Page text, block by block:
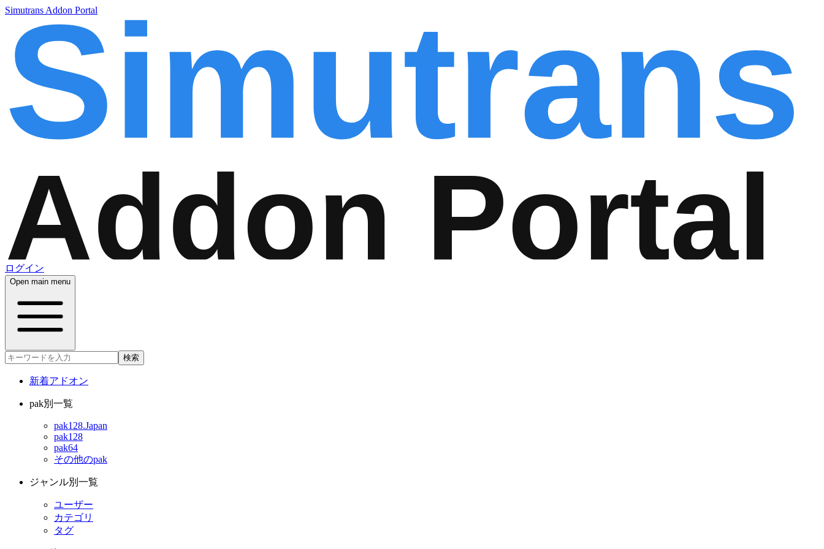
Simutrans Addon Portal
ログイン
Open main menu
検索
新着アドオン
pak別一覧
pak128.Japan
pak128
pak64
その他のpak
ジャンル別一覧
ユーザー
カテゴリ
タグ